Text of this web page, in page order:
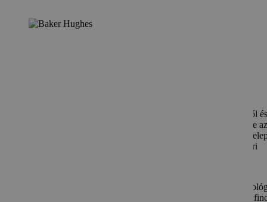
A Baker Hughes világszerte ismert szabályozó szelepeiről
pontosságú szinttávadóiról. A Masoneilan márka története
as évekig nyúlik vissza, és több mint 3 millió beépített
valamint jól ismert márkáival megbízható partnere az ipari
Korszerű tervezési eszközeikkel és modern
a kőolaj- és földgáz-, valamint villamosenergia-termelés,